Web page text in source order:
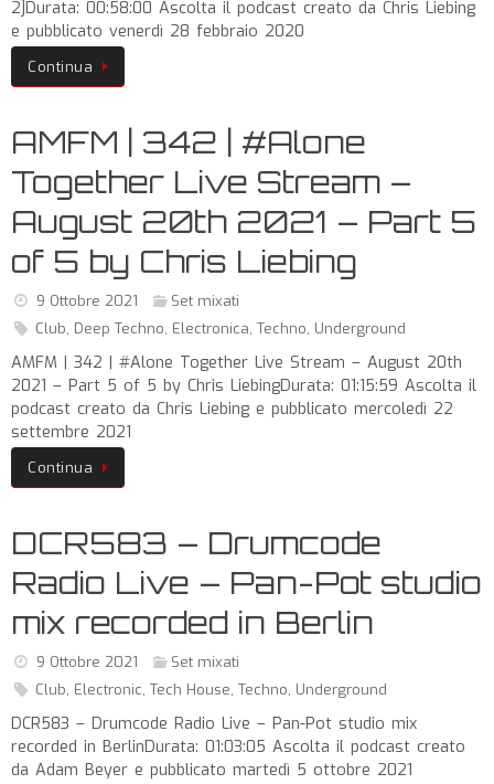
2]Durata: 00:58:00 Ascolta il podcast creato da Chris Liebing
e pubblicato venerdì 28 febbraio 2020
Continua
AMFM | 342 | #Alone
Together Live Stream –
August 20th 2021 – Part 5
of 5 by Chris Liebing
9 Ottobre 2021
Set mixati
Club, Deep Techno, Electronica, Techno, Underground
AMFM | 342 | #Alone Together Live Stream – August 20th
2021 – Part 5 of 5 by Chris LiebingDurata: 01:15:59 Ascolta il
podcast creato da Chris Liebing e pubblicato mercoledì 22
settembre 2021
Continua
DCR583 – Drumcode
Radio Live – Pan-Pot studio
mix recorded in Berlin
9 Ottobre 2021
Set mixati
Club, Electronic, Tech House, Techno, Underground
DCR583 – Drumcode Radio Live – Pan-Pot studio mix
recorded in BerlinDurata: 01:03:05 Ascolta il podcast creato
da Adam Beyer e pubblicato martedì 5 ottobre 2021